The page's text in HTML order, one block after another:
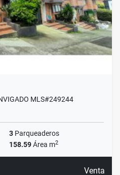
MLS#249244
3 Parqueaderos
158.59Área m2
Venta